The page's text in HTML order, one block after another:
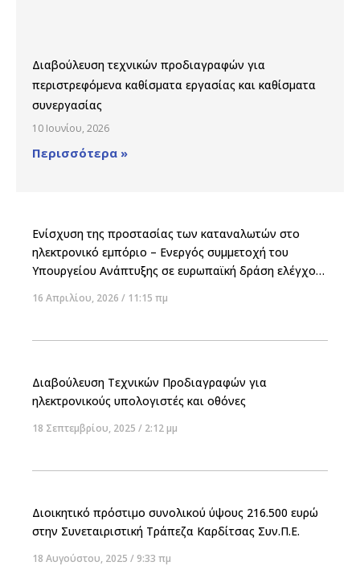
Ενίσχυση της προστασίας των καταναλωτών στο
ηλεκτρονικό εμπόριο – Ενεργός συμμετοχή του
Υπουργείου Ανάπτυξης σε ευρωπαϊκή δράση ελέγχου
16 Απριλίου, 2026 11:15 πμ
Διαβούλευση Τεχνικών Προδιαγραφών για
ηλεκτρονικούς υπολογιστές και οθόνες
18 Σεπτεμβρίου, 2025 2:12 μμ
Διοικητικό πρόστιμο συνολικού ύψους 216.500 ευρώ
στην Συνεταιριστική Τράπεζα Καρδίτσας Συν.Π.Ε.
18 Αυγούστου, 2025 9:33 πμ
Διαβούλευση τεχνικών προδιαγραφών για
περιστρεφόμενα καθίσματα εργασίας και καθίσματα
συνεργασίας
10 Ιουνίου, 2026
Περισσότερα »